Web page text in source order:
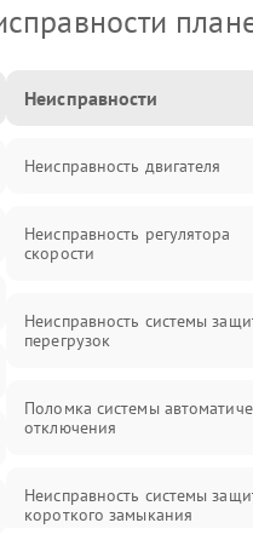
Неисправности
Неисправность двигателя
Неисправность регулятора
скорости
Неисправность системы
перегрузок
Поломка системы
отключения
Неисправность системы
короткого замыкания